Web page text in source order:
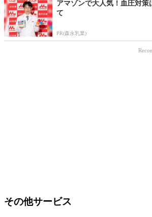
アマゾンで大人気！血圧対
て
PR(森永乳業)
その他サービス